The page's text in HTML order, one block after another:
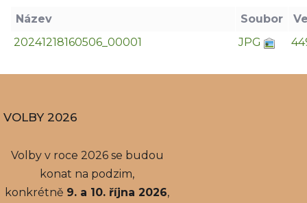
Název Soubor
20241218160506_00001
JPG
VOLBY 2026
Volby v roce 2026 se budou
konat na podzim,
konkrétně 9. a 10. října 2026,